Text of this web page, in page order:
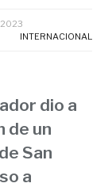
2023
INTERNACIONAL
dio a
de un
San
a